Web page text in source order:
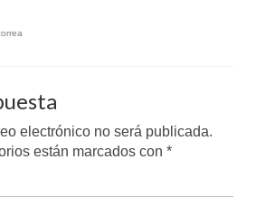
electrónico no será publicada.
están marcados con *